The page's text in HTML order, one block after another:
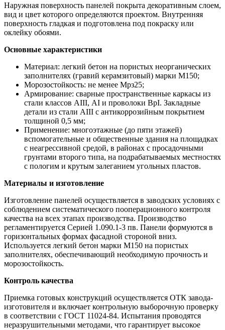
Наружная поверхность панелей покрыта декоративным слоем,
вид и цвет которого определяются проектом. Внутренняя
поверхность гладкая и подготовлена под покраску или
оклейку обоями.
Основные характеристики
Материал: легкий бетон на пористых неорганических
заполнителях (гравий керамзитовый) марки М150;
Морозостойкость: не менее Мрз25;
Армирование: сварные пространственные каркасы из
стали классов АIII, АI и проволоки ВрI. Закладные
детали из стали АIII с антикоррозийным покрытием
толщиной 0,5 мм;
Применение: многоэтажные (до пяти этажей)
вспомогательные и общественные здания на площадках
с неагрессивной средой, в районах с просадочными
грунтами второго типа, на подрабатываемых местностях
с пологим и крутым залеганием угольных пластов.
Материалы и изготовление
Изготовление панелей осуществляется в заводских условиях с
соблюдением систематического пооперационного контроля
качества на всех этапах производства. Производство
регламентируется Серией 1.090.1-3 пв. Панели формуются в
горизонтальных формах фасадной стороной вниз.
Используется легкий бетон марки М150 на пористых
заполнителях, обеспечивающий необходимую прочность и
морозостойкость.
Контроль качества
Приемка готовых конструкций осуществляется ОТК завода-
изготовителя и включает контрольную выборочную проверку
в соответствии с ГОСТ 11024-84. Испытания проводятся
неразрушительными методами, что гарантирует высокое